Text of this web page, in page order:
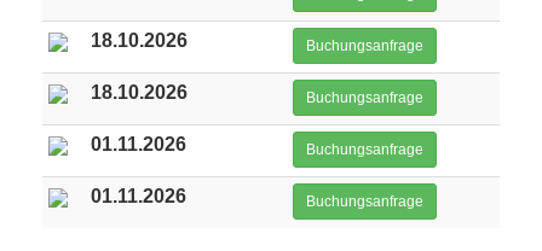
18.10.2026 Buchungsanfrage
18.10.2026 Buchungsanfrage
01.11.2026 Buchungsanfrage
01.11.2026 Buchungsanfrage